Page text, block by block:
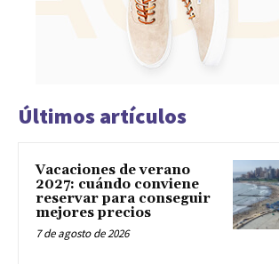
Últimos artículos
Vacaciones de verano
2027: cuándo conviene
reservar para conseguir
mejores precios
7 de agosto de 2026